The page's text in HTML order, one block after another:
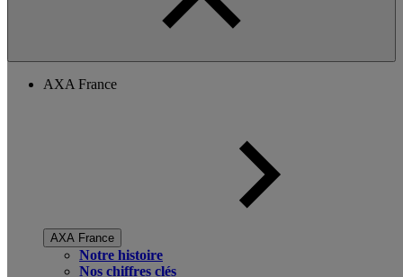
AXA France
AXA France
Notre histoire
Nos chiffres clés